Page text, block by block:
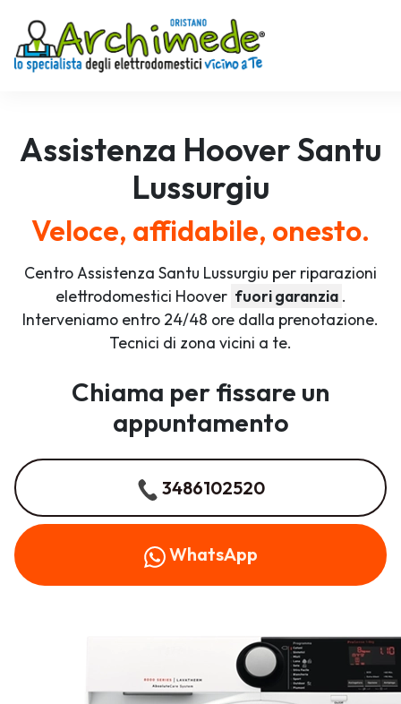
Assistenza HooverSantu
Lussurgiu
Veloce, affidabile, onesto.
Centro Assistenza Santu Lussurgiu per riparazioni
elettrodomestici Hoover fuori garanzia .
Interveniamo entro 24/48 ore dalla prenotazione.
Tecnici di zona vicini a te.
Chiama per fissare un
appuntamento
3486102520
WhatsApp